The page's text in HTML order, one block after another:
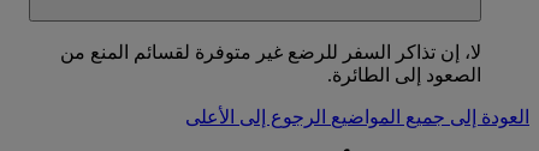
لا، إن تذاكر السفر للرضع غير متوفرة لقسائم المنع من
الصعود إلى الطائرة.
العودة إلى جميع المواضيع الرجوع إلى الأعلى